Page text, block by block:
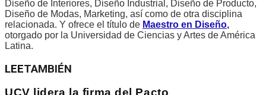
Diseño de Interiores, Diseño Industrial, Diseño de Producto,
Diseño de Modas, Marketing, así como de otra disciplina
relacionada. Y ofrece el título de Maestro en Diseño,
otorgado por la Universidad de Ciencias y Artes de América
Latina.
LEETAMBIÉN
UCV lidera la firma del Pacto